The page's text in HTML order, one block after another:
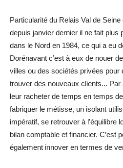
Particularité du Relais Val de
depuis janvier dernier il ne fait plus
dans le Nord en 1984, ce qui a eu
Dorénavant c’est à eux de nouer
villes ou des sociétés privées pour
trouver des nouveaux clients...
leur racheter de temps en temps
fabriquer le métisse, un isolant
impératif, se retrouver à l’équilibre
bilan comptable et financier. C’est
également innover en termes de